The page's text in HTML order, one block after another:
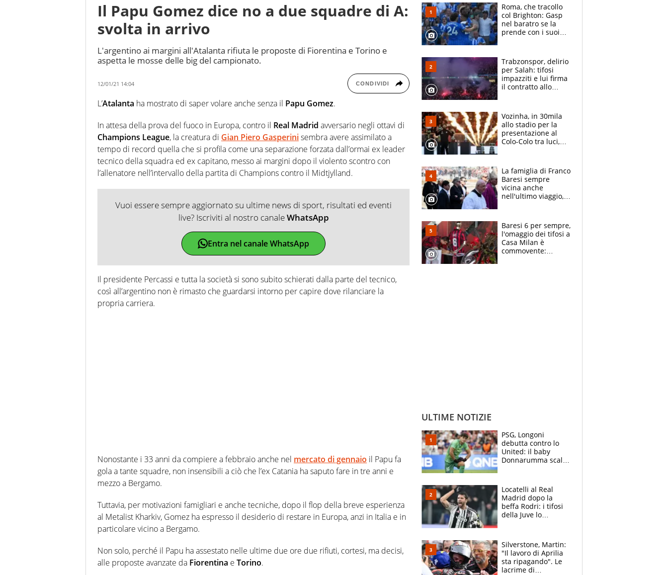
Il Papu Gomez dice no a due squadre di A:
svolta in arrivo
L'argentino ai margini all'Atalanta rifiuta le proposte di Fiorentina e Torino e
aspetta le mosse delle big del campionato.
12/01/21 14:04 CONDIVIDI
L’Atalanta ha mostrato di saper volare anche senza il Papu Gomez.
In attesa della prova del fuoco in Europa, contro il Real Madrid avversario negli ottavi di
Champions League, la creatura di Gian Piero Gasperinisembra avere assimilato a
tempo di record quella che si profila come una separazione forzata dall’ormai ex leader
tecnico della squadra ed ex capitano, messo ai margini dopo il violento scontro con
l’allenatore nell’intervallo della partita di Champions contro il Midtjylland.
Vuoi essere sempre aggiornato su ultime news di sport, risultati ed eventi
live? Iscriviti al nostro canaleWhatsApp
Entra nel canale WhatsApp
Il presidente Percassi e tutta la società si sono subito schierati dalla parte del tecnico,
così all’argentino non è rimasto che guardarsi intorno per capire dove rilanciare la
propria carriera.
Nonostante i 33 anni da compiere a febbraio anche nel mercato di gennaio il Papu fa
gola a tante squadre, non insensibili a ciò che l’ex Catania ha saputo fare in tre anni e
mezzo a Bergamo.
Tuttavia, per motivazioni famigliari e anche tecniche, dopo il flop della breve esperienza
al Metalist Kharkiv, Gomez ha espresso il desiderio di restare in Europa, anzi in Italia e in
particolare vicino a Bergamo.
Non solo, perché il Papu ha assestato nelle ultime due ore due rifiuti, cortesi, ma decisi,
alle proposte avanzate da Fiorentina e Torino.
Roma, che tracollo
col Brighton: Gasp
nel baratro se la
prende con i suoi
Trabzonspor, delirio
per Salah: tifosi
impazziti e lui firma
il contratto allo
Vozinha, in 30mila
allo stadio per la
presentazione al
Colo-Colo tra luci,
La famiglia di Franco
Baresi sempre
vicina anche
nell'ultimo viaggio,
circondati
dall'affetto dei tifosi
Baresi 6 per sempre,
l'omaggio dei tifosi a
Casa Milan è
commovente:
ULTIME NOTIZIE
PSG, Longoni
debutta contro lo
United: il baby
Donnarumma scalza
Locatelli al Real
Madrid dopo la
beffa Rodri: i tifosi
della Juve lo
Silverstone, Martin:
"Il lavoro di Aprilia
sta ripagando". Le
lacrime di